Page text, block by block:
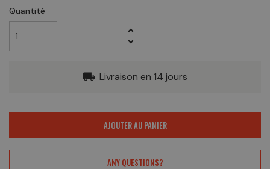
Quantité
local_shipping Livraison en 14 jours
AJOUTER AU PANIER
ANY QUESTIONS?